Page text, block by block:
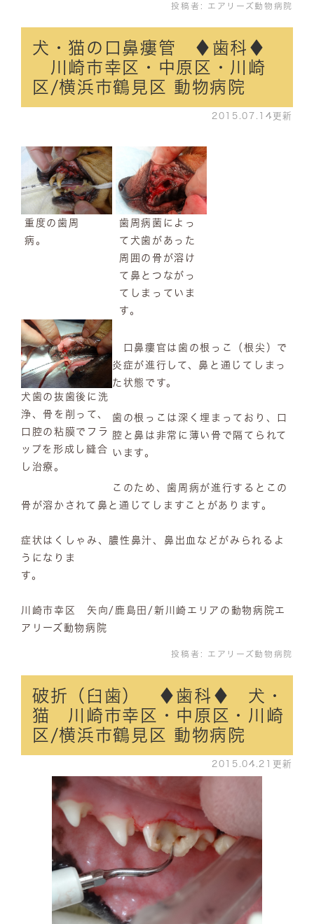
投稿者: エアリーズ動物病院
犬・猫の口鼻瘻管 ♦歯科♦
川崎市幸区・中原区・川崎
区/横浜市鶴見区 動物病院
2015.07.14更新
重度の歯周
病。
歯周病菌によっ
て犬歯があった
周囲の骨が溶け
て鼻とつながっ
てしまっていま
す。
犬歯の抜歯後に洗
浄、骨を削って、
口腔の粘膜でフラ
ップを形成し縫合
し治療。
口鼻瘻官は歯の根っこ（根尖）で
炎症が進行して、鼻と通じてしまっ
た状態です。
歯の根っこは深く埋まっており、口
腔と鼻は非常に薄い骨で隔てられて
います。
このため、歯周病が進行するとこの
骨が溶かされて鼻と通じてしますことがあります。
症状はくしゃみ、膿性鼻汁、鼻出血などがみられるよ
うになりま
す
川崎市幸区 矢向/鹿島田/新川崎エリアの動物病院エ
アリーズ動物病院
投稿者: エアリーズ動物病院
破折（臼歯） ♦歯科♦ 犬・
猫 川崎市幸区・中原区・川崎
区/横浜市鶴見区 動物病院
2015.04.21更新